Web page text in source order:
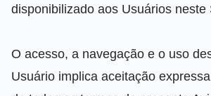
disponibilizado aos Usuários neste
O acesso, a navegação e o uso
Usuário implica aceitação